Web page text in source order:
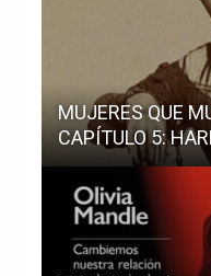
MUJERES QUE
CAPÍTULO 5: